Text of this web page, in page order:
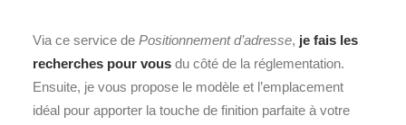
Via ce service de Positionnement d’adresse, je fais les
recherches pour vous du côté de la réglementation.
Ensuite, je vous propose le modèle et l’emplacement
idéal pour apporter la touche de finition parfaite à votre